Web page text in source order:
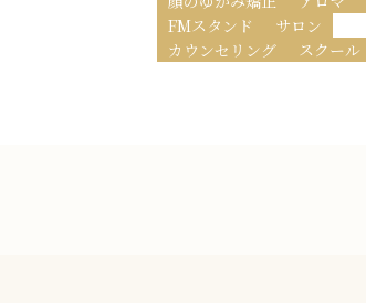
FMスタンド
サロン
カウンセリング
スクール